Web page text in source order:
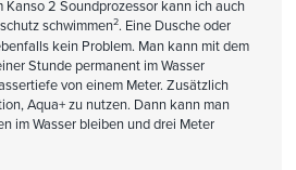
Kanso 2 Soundprozessor kann ich auch
schwimmen2. Eine Dusche oder
kein Problem. Man kann mit dem
Stunde permanent im Wasser
von einem Meter. Zusätzlich
Aqua+ zu nutzen. Dann kann man
im Wasser bleiben und drei Meter